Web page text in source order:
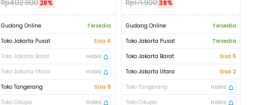
Rp402.900 28%
Gudang Online
Tersedia
Toko Jakarta Pusat
Sisa 4
Toko Jakarta Barat
Habis
Toko Jakarta Utara
Habis
Toko Tangerang
Sisa 8
Toko Cikupa
Habis
Rp171.90038%
Gudang Online
Tersedia
Toko Jakarta Pusat
Tersedia
Toko Jakarta Barat
Sisa 5
Toko Jakarta Utara
Sisa 2
Toko Tangerang
Habis
Toko Cikupa
Habis